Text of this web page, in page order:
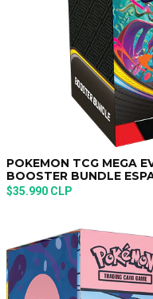
POKEMON TCG MEGA
BOOSTER BUNDLE
$35.990 CLP